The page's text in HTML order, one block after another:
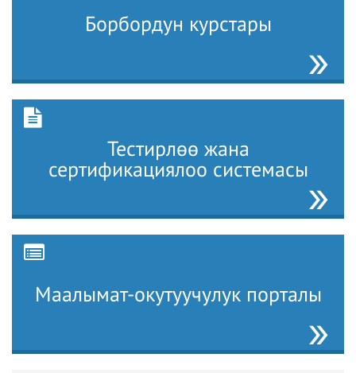
Борбордун курстары
Тестирлөө жана
сертификациялоо системасы
Маалымат-окутуучулук порталы